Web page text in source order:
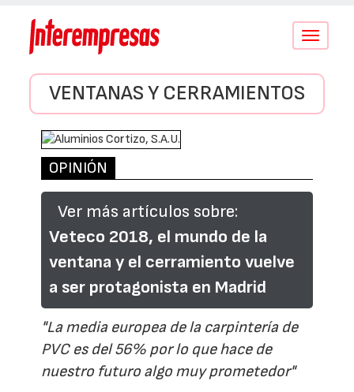
Conmutar
VENTANAS Y CERRAMIENTOS
OPINIÓN
Ver más artículos sobre:
Veteco 2018, el mundo de la
ventana y el cerramiento vuelve
a ser protagonista en Madrid
"La media europea de la carpintería de
PVC es del 56% por lo que hace de
nuestro futuro algo muy prometedor"